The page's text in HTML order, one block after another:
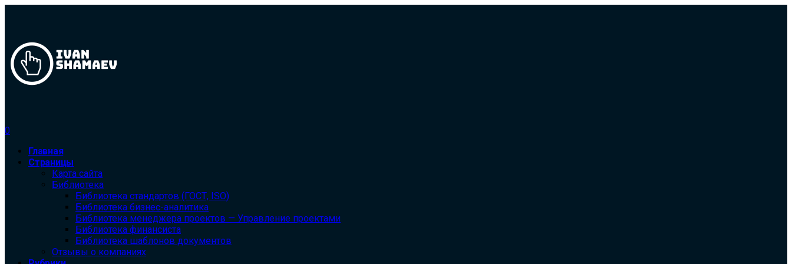
0
Главная
Страницы
Карта сайта
Библиотека
Библиотека cтандартов (ГОСТ, ISO)
Библиотека бизнес-аналитика
Библиотека менеджера проектов — Управление проектами
Библиотека финансиста
Библиотека шаблонов документов
Отзывы о компаниях